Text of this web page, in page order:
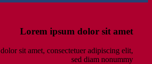
Lorem ipsum dolor sit amet
sit amet, consectetuer adipiscing elit,
sed diam nonummy